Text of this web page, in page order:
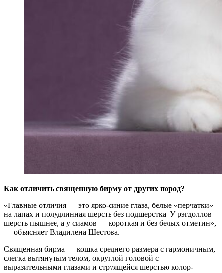
Как отличить священную бирму от других пород?
«Главные отличия — это ярко-синие глаза, белые «перчатки»
на лапах и полудлинная шерсть без подшерстка. У рэгдоллов
шерсть пышнее, а у сиамов — короткая и без белых отметин»,
— объясняет Владилена Шестова.
Священная бирма — кошка среднего размера с гармоничным,
слегка вытянутым телом, округлой головой с
выразительными глазами и струящейся шерстью колор-